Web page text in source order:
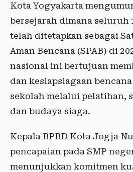
Kota Yogyakarta
bersejarah dimana seluruh
telah ditetapkan sebagai
Aman Bencana (SPAB) di
nasional ini bertujuan
dan kesiapsiagaan
sekolah melalui pelatihan,
dan budaya siaga.
Kepala BPBD Kota Jogja
pencapaian pada SMP
menunjukkan komitmen